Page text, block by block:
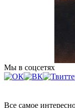
Мы в соцсетях
Все самое